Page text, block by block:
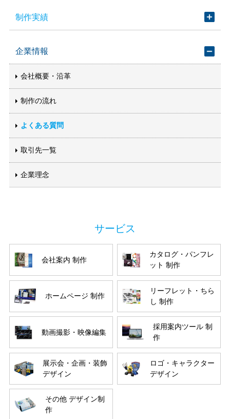
制作実績
企業情報
会社概要・沿革
制作の流れ
よくある質問
取引先一覧
企業理念
会社案内 制作
カタログ・パンフレ
ット 制作
ホームページ 制作
リーフレット・ちら
し 制作
動画撮影・映像編集
採用案内ツール 制
作
展示会・企画・装飾
デザイン
ロゴ・キャラクター
デザイン
その他 デザイン制
作